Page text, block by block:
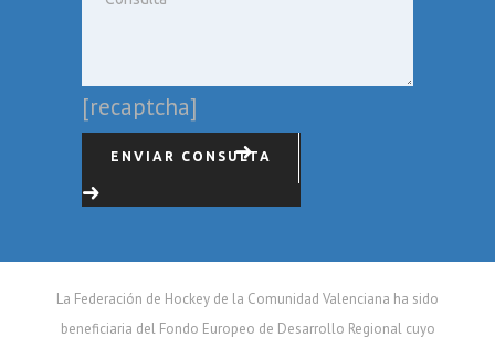
[recaptcha]
ENVIAR CONSULTA
La Federación de Hockey de la Comunidad Valenciana ha sido
beneficiaria del Fondo Europeo de Desarrollo Regional cuyo